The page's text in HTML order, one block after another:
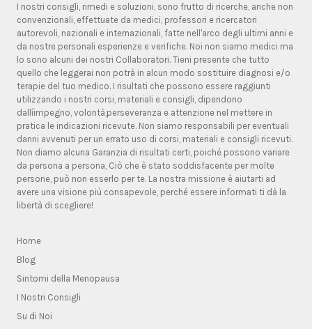
I nostri consigli, rimedi e soluzioni, sono frutto di ricerche, anche non
convenzionali, effettuate da medici, professori e ricercatori
autorevoli, nazionali e internazionali, fatte nell'arco degli ultimi anni e
da nostre personali esperienze e verifiche. Noi non siamo medici ma
lo sono alcuni dei nostri Collaboratori. Tieni presente che tutto
quello che leggerai non potrà in alcun modo sostituire diagnosi e/o
terapie del tuo medico. I risultati che possono essere raggiunti
utilizzando i nostri corsi, materiali e consigli, dipendono
dallíimpegno, volontà,perseveranza e attenzione nel mettere in
pratica le indicazioni ricevute. Non siamo responsabili per eventuali
danni avvenuti per un errato uso di corsi, materiali e consigli ricevuti.
Non diamo alcuna Garanzia di risultati certi, poiché possono variare
da persona a persona, Ciò che è stato soddisfacente per molte
persone, può non esserlo per te. La nostra missione è aiutarti ad
avere una visione più consapevole, perché essere informati ti dà la
libertà di scegliere!
Home
Blog
Sintomi della Menopausa
I Nostri Consigli
Su di Noi